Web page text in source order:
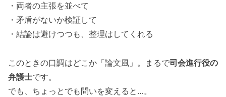
・両者の主張を並べて
・矛盾がないか検証して
・結論は避けつつも、整理はしてくれる
このときの口調はどこか「論文風」。まるで司会進行役の
弁護士です。
でも、ちょっとでも問いを変えると…。